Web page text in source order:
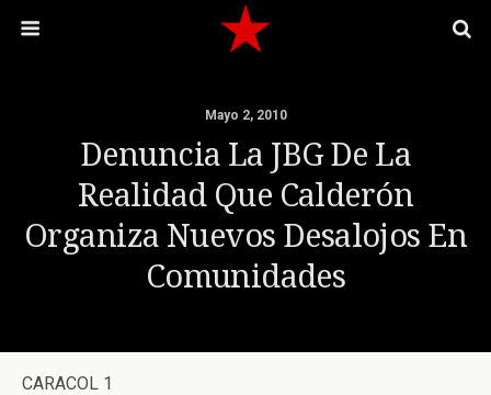
Mayo 2, 2010
Denuncia La JBG De La
Realidad Que Calderón
Organiza Nuevos Desalojos En
Comunidades
CARACOL 1